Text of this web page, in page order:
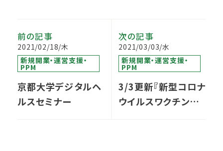
前の記事
2021/02/18/木
新規開業・運営支援・
PPM
京都大学デジタルヘ
ルスセミナー
次の記事
2021/03/03/水
新規開業・運営支援・
PPM
3/3更新『新型コロナ
ウイルスワクチン接